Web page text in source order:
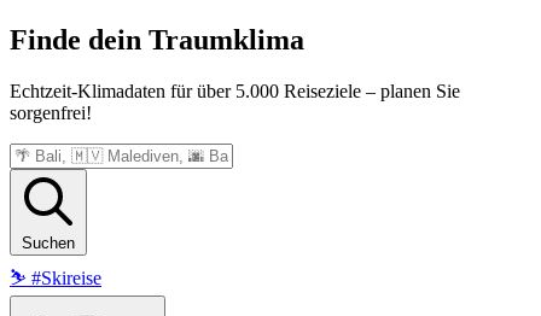
Finde dein Traumklima
Echtzeit-Klimadaten für über 5.000 Reiseziele – planen Sie
sorgenfrei!
Suchen
⛷️ #Skireise